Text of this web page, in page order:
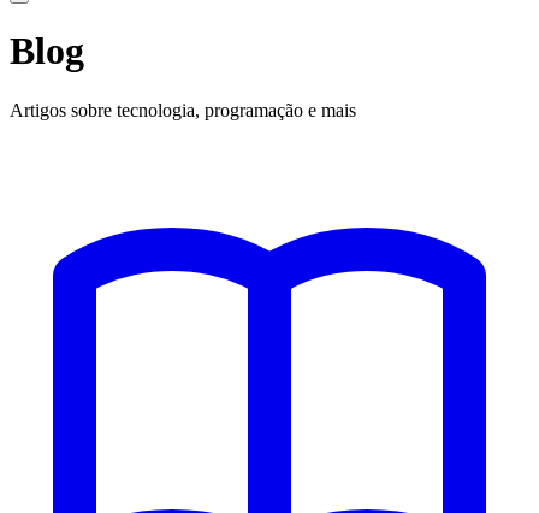
Blog
Artigos sobre tecnologia, programação e mais